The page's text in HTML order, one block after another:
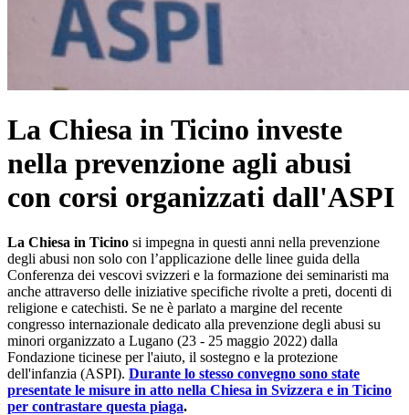
La Chiesa in Ticino investe
nella prevenzione agli abusi
con corsi organizzati dall'ASPI
La Chiesa in Ticino si impegna in questi anni nella prevenzione
degli abusi non solo con l’applicazione delle linee guida della
Conferenza dei vescovi svizzeri e la formazione dei seminaristi ma
anche attraverso delle iniziative specifiche rivolte a preti, docenti di
religione e catechisti. Se ne è parlato a margine del recente
congresso internazionale dedicato alla prevenzione degli abusi su
minori organizzato a Lugano (23 - 25 maggio 2022) dalla
Fondazione ticinese per l'aiuto, il sostegno e la protezione
dell'infanzia (ASPI). Durante lo stesso convegno sono state
presentate le misure in atto nella Chiesa in Svizzera e in Ticino
per contrastare questa piaga.